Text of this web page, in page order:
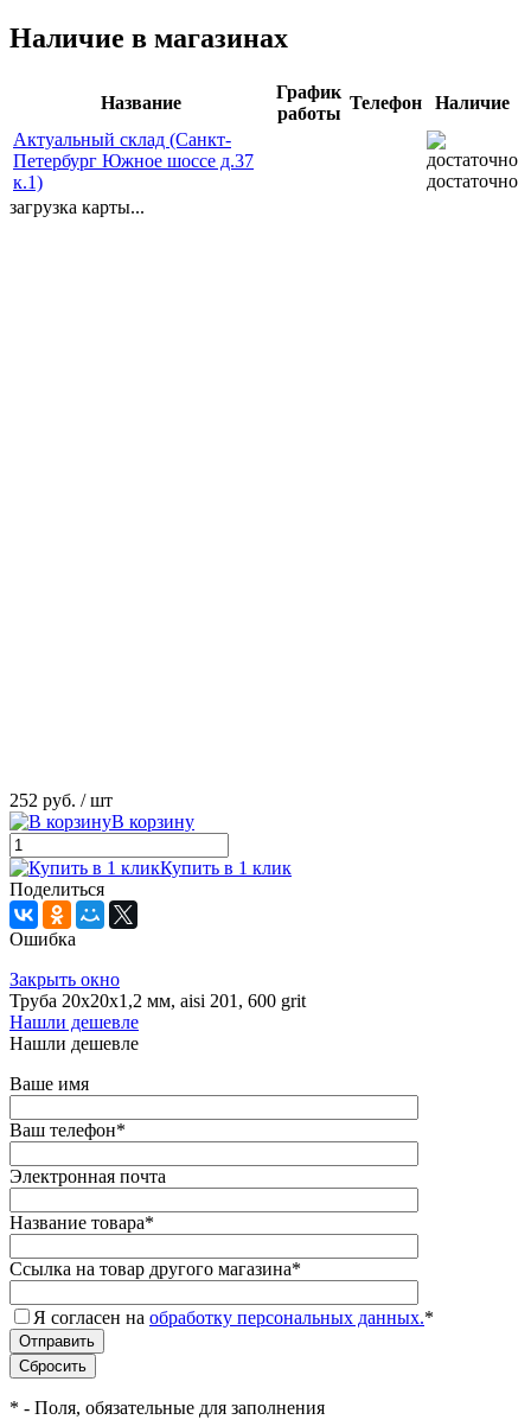
Наличие в магазинах
Название
График
работы
Телефон
Наличие
Актуальный склад (Санкт-
Петербург Южное шоссе д.37
к.1)
достаточно
загрузка карты...
252 руб. / шт
В корзину
Купить в 1 клик
Поделиться
Ошибка
Закрыть окно
Труба 20х20х1,2 мм, aisi 201, 600 grit
Нашли дешевле
Нашли дешевле
Ваше имя
Ваш телефон*
Электронная почта
Название товара*
Ссылка на товар другого магазина*
Я согласен на обработку персональных данных.*
* - Поля, обязательные для заполнения